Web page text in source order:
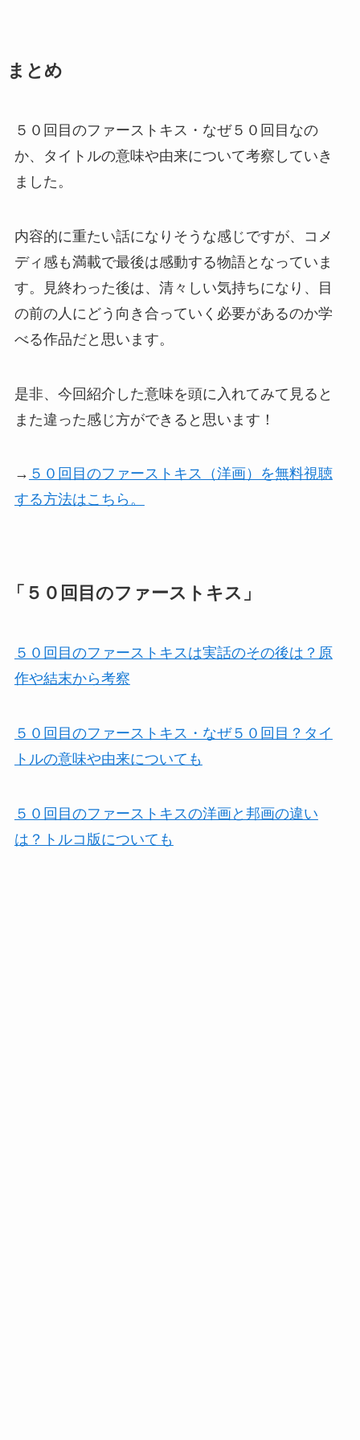
まとめ
５０回目のファーストキス・なぜ５０回目なの
か、タイトルの意味や由来について考察していき
ました。
内容的に重たい話になりそうな感じですが、コメ
ディ感も満載で最後は感動する物語となっていま
す。見終わった後は、清々しい気持ちになり、目
の前の人にどう向き合っていく必要があるのか学
べる作品だと思います。
是非、今回紹介した意味を頭に入れてみて見ると
また違った感じ方ができると思います！
→ ５０回目のファーストキス（洋画）を無料視聴
する方法はこちら。
「５０回目のファーストキス」
５０回目のファーストキスは実話のその後は？原
作や結末から考察
５０回目のファーストキス・なぜ５０回目？タイ
トルの意味や由来についても
５０回目のファーストキスの洋画と邦画の違い
は？トルコ版についても